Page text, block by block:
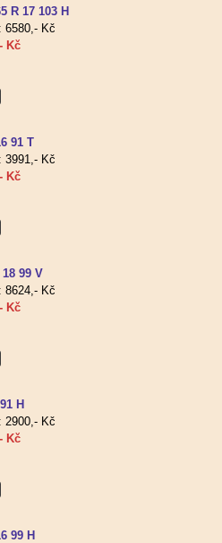
R 17 103 H
6580,- Kč
Kč
91 T
3991,- Kč
Kč
99 V
8624,- Kč
Kč
H
2900,- Kč
Kč
99 H